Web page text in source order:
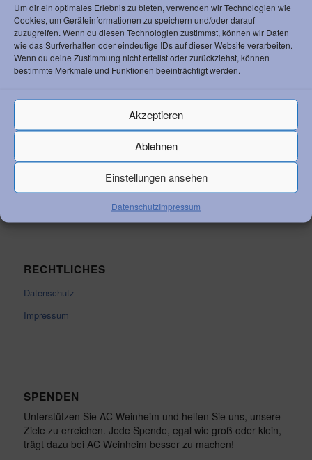
Um dir ein optimales Erlebnis zu bieten, verwenden wir Technologien wie
Cookies, um Geräteinformationen zu speichern und/oder darauf
zuzugreifen. Wenn du diesen Technologien zustimmst, können wir Daten
wie das Surfverhalten oder eindeutige IDs auf dieser Website verarbeiten.
Wenn du deine Zustimmung nicht erteilst oder zurückziehst, können
bestimmte Merkmale und Funktionen beeinträchtigt werden.
Akzeptieren
Ablehnen
Einstellungen ansehen
DatenschutzImpressum
Athletik Club 1892 Weinheim e. V.
69469 Weinheim
Vorstandsvorsitzender Klaus Lerchl
Telefon:+49 6201 259 050
info@ac-weinheim.de
RECHTLICHES
Datenschutz
Impressum
SPENDEN
Unterstützen Sie AC Weinheim und helfen Sie uns, unsere
Ziele zu erreichen. Jede Spende, egal wie groß oder klein,
trägt dazu bei AC Weinheim besser zu machen!